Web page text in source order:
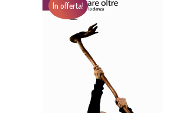
In offerta!